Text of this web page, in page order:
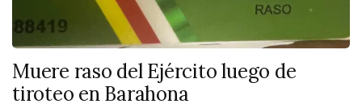
Muere raso del Ejército luego de
tiroteo en Barahona